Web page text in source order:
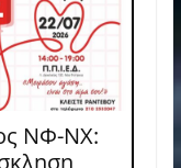
ΝΦ-ΝΧ: